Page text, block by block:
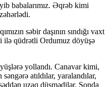
babalarımız. Əqrəb kimi
səbir daşının sındığı vaxt
ilə qüdrətli Ordumuz döyüşə
yollandı. Canavar kimi,
atıldılar, yaralandılar,
uzaq düşmədilər. Sonda